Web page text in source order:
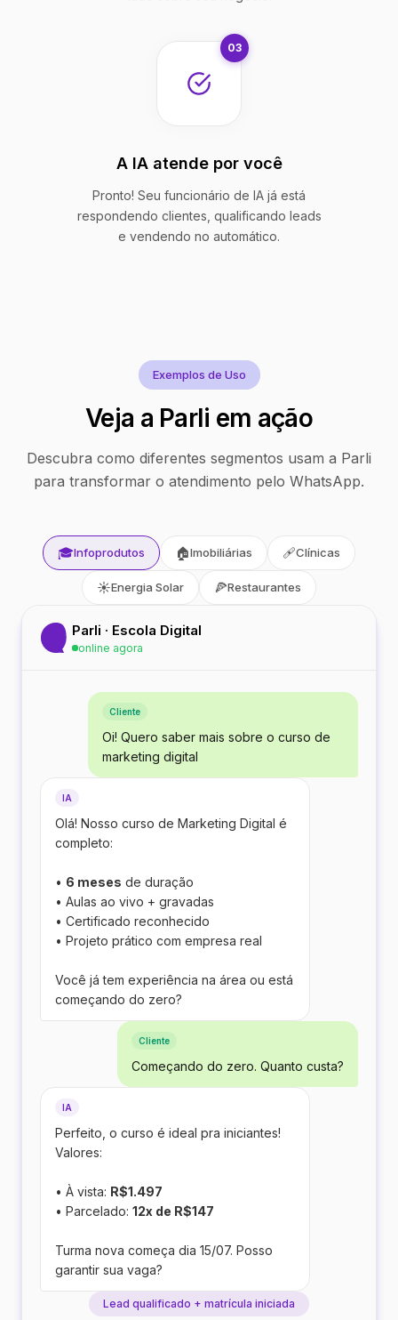
03
A IA atende por você
Pronto! Seu funcionário de IA já está
respondendo clientes, qualificando leads
e vendendo no automático.
Exemplos de Uso
Veja a Parli em ação
Descubra como diferentes segmentos usam a Parli
para transformar o atendimento pelo WhatsApp.
🎓Infoprodutos 🏠Imobiliárias 🩹Clínicas
☀️Energia Solar 🍕Restaurantes
Parli · Escola Digital
online agora
Cliente
Oi! Quero saber mais sobre o curso de
marketing digital
IA
Olá! Nosso curso de Marketing Digital é
completo:
• 6 meses de duração
• Aulas ao vivo + gravadas
• Certificado reconhecido
• Projeto prático com empresa real
Você já tem experiência na área ou está
começando do zero?
Cliente
Começando do zero. Quanto custa?
IA
Perfeito, o curso é ideal pra iniciantes!
Valores:
• À vista: R$1.497
• Parcelado: 12x de R$147
Turma nova começa dia 15/07. Posso
garantir sua vaga?
Lead qualificado + matrícula iniciada